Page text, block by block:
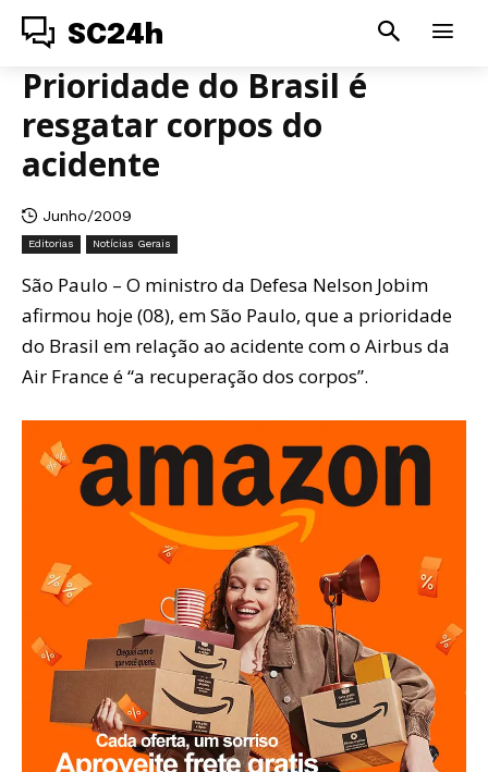
SC24h
Prioridade do Brasil é
resgatar corpos do
acidente
Junho/2009
Editorias Notícias Gerais
São Paulo – O ministro da Defesa Nelson Jobim
afirmou hoje (08), em São Paulo, que a prioridade
do Brasil em relação ao acidente com o Airbus da
Air France é “a recuperação dos corpos”.